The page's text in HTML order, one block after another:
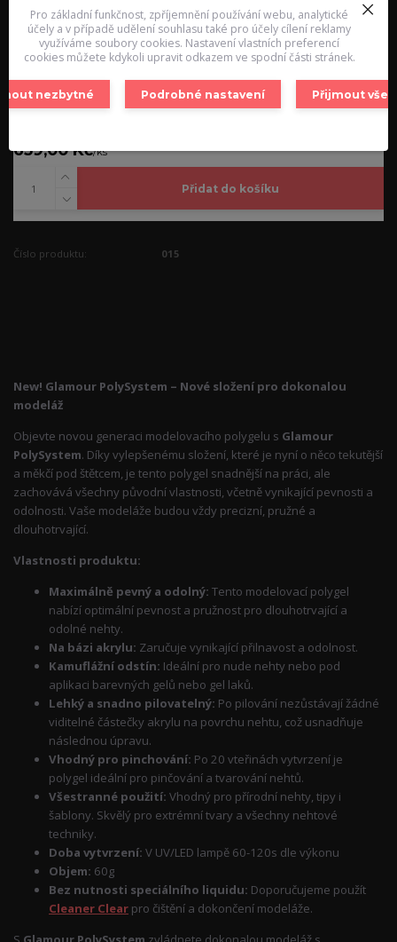
Dostupnost
Skladem 13 ks
Cena před
slevou
749,00 Kč
659,00 Kč/ks
Přidat do košíku
Číslo produktu: 015
New! Glamour PolySystem – Nové složení pro dokonalou
modeláž
Objevte novou generaci modelovacího polygelu s Glamour
PolySystem. Díky vylepšenému složení, které je nyní o něco tekutější
a měkčí pod štětcem, je tento polygel snadnější na práci, ale
zachovává všechny původní vlastnosti, včetně vynikající pevnosti a
odolnosti. Vaše modeláže budou vždy precizní, pružné a
dlouhotrvající.
Vlastnosti produktu:
Maximálně pevný a odolný: Tento modelovací polygel
nabízí optimální pevnost a pružnost pro dlouhotrvající a
odolné nehty.
Na bázi akrylu: Zaručuje vynikající přilnavost a odolnost.
Kamuflážní odstín: Ideální pro nude nehty nebo pod
aplikaci barevných gelů nebo gel laků.
Lehký a snadno pilovatelný: Po pilování nezůstávají žádné
viditelné částečky akrylu na povrchu nehtu, což usnadňuje
následnou úpravu.
Vhodný pro pinchování: Po 20 vteřinách vytvrzení je
polygel ideální pro pinčování a tvarování nehtů.
Všestranné použití: Vhodný pro přírodní nehty, tipy i
šablony. Skvělý pro extrémní tvary a všechny nehtové
techniky.
Doba vytvrzení: V UV/LED lampě 60-120s dle výkonu
Objem: 60g
Bez nutnosti speciálního liquidu: Doporučujeme použít
Cleaner Clear pro čištění a dokončení modeláže.
Pro základní funkčnost, zpříjemnění používání webu, analytické
účely a v případě udělení souhlasu také pro účely cílení reklamy
využíváme soubory cookies. Nastavení vlastních preferencí
cookies můžete kdykoli upravit odkazem ve spodní části stránek.
nezbytné Podrobné nastavení Přijmout